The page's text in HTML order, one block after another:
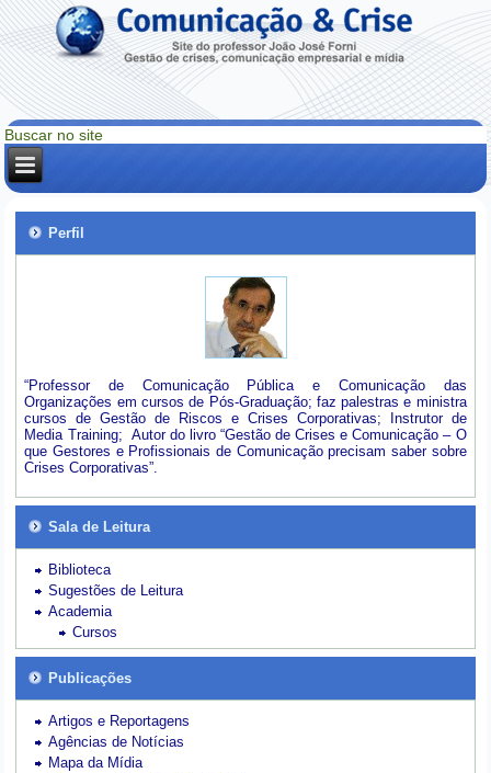
Perfil
“Professor de Comunicação Pública e Comunicação das
Organizações em cursos de Pós-Graduação; faz palestras e ministra
cursos de Gestão de Riscos e Crises Corporativas; Instrutor de
Media Training; Autor do livro “Gestão de Crises e Comunicação – O
que Gestores e Profissionais de Comunicação precisam saber sobre
Crises Corporativas”.
Sala de Leitura
Biblioteca
Sugestões de Leitura
Academia
Cursos
Publicações
Artigos e Reportagens
Agências de Notícias
Mapa da Mídia